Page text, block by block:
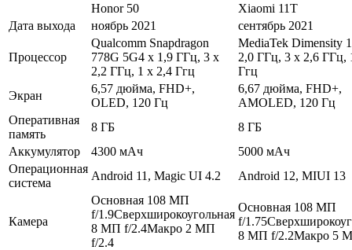
Honor 50
Xiaomi 11T
Дата выхода
ноябрь 2021 сентябрь 2021
Процессор
Qualcomm Snapdragon
778G 5G4 х 1,9 ГГц, 3 х
2,2 ГГц, 1 х 2,4 Ггц
MediaTek Dimensity
2,0 ГГц, 3 х 2,6 ГГц,
Ггц
Экран
6,57 дюйма, FHD+,
OLED, 120 Гц
6,67 дюйма, FHD+,
AMOLED, 120 Гц
Оперативная
память
8 ГБ
8 ГБ
Аккумулятор
4300 мАч
5000 мАч
Операционная
система
Android 11, Magic UI 4.2 Android 12, MIUI 13
Камера
Основная 108 МП
f/1.9Сверхширокоугольная
8 МП f/2.4Макро 2 МП
f/2.4
Основная 108 МП
f/
8 МП f/2.2Макро 5